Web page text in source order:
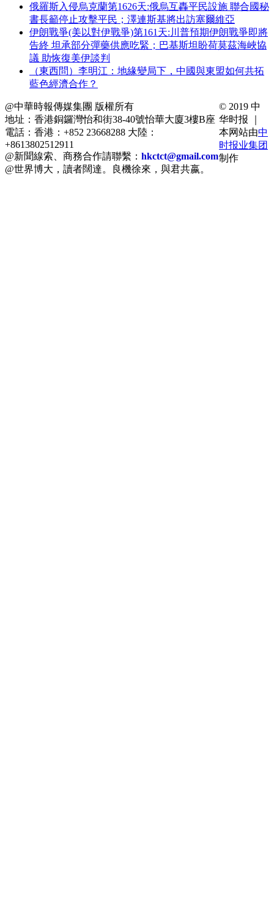
俄羅斯入侵烏克蘭第1626天:俄烏互轟平民設施 聯合國秘
書長籲停止攻擊平民；澤連斯基將出訪塞爾維亞
伊朗戰爭(美以對伊戰爭)第161天:川普預期伊朗戰爭即將
告終 坦承部分彈藥供應吃緊；巴基斯坦盼荷莫茲海峽協
議 助恢復美伊談判
（東西問）李明江：地緣變局下，中國與東盟如何共拓
藍色經濟合作？
@中華時報傳媒集團 版權所有
地址：香港銅鑼灣怡和街38-40號怡華大廈3樓B座
電話：香港：+852 23668288 大陸：
+8613802512911
@新聞線索、商務合作請聯繫： hkctct@gmail.com
@世界博大，讀者闊達。良機徐來，與君共嬴。
© 2019 中
华时报 ｜
本网站由中
时报业集团
制作